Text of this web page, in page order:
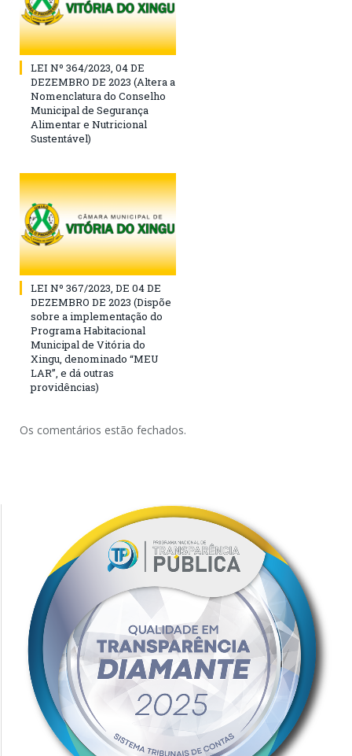
LEI Nº 364/2023, 04 DE
DEZEMBRO DE 2023 (Altera a
Nomenclatura do Conselho
Municipal de Segurança
Alimentar e Nutricional
Sustentável)
LEI Nº 367/2023, DE 04 DE
DEZEMBRO DE 2023 (Dispõe
sobre a implementação do
Programa Habitacional
Municipal de Vitória do
Xingu, denominado “MEU
LAR”, e dá outras
providências)
Os comentários estão fechados.